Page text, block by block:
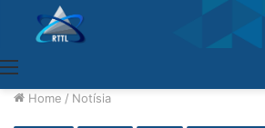
Home / Notísia